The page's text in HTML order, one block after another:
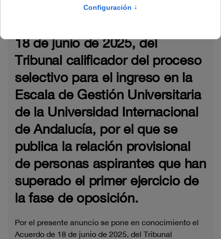
Jueves, 19 de Junio 2025 09:15
18 de junio de 2025, del
Tribunal calificador del proceso
selectivo para el ingreso en la
Escala de Gestión Universitaria
de la Universidad Internacional
de Andalucía, por el que se
publica la relación provisional
de personas aspirantes que han
superado el primer ejercicio de
la fase de oposición.
Por el presente anuncio se pone en conocimiento el
Acuerdo de 18 de junio de 2025, del Tribunal